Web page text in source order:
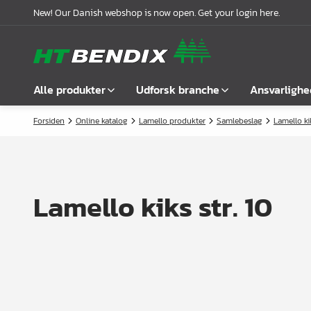
New! Our Danish webshop is now open. Get your login here.
Alle produkter
Vis alle
Låse
Udforsk branche
Møbelindustrien
Garderobeløsninger
Om os
Compliance
Forsiden Online katalog Lamello produkter Samlebeslag Lamello
Lamello kiks str. 10